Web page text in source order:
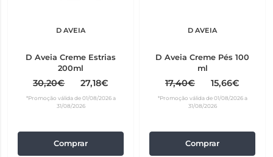
D AVEIA
D Aveia Creme Estrias
200ml
30,20€ 27,18€
*Promoção válida de 01/08/2026 a
31/08/2026
Comprar
D AVEIA
D Aveia Creme Pés 100
ml
17,40€ 15,66€
*Promoção válida de 01/08/2026 a
31/08/2026
Comprar